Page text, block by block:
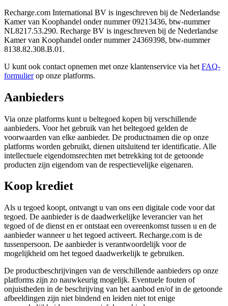
Recharge.com International BV is ingeschreven bij de Nederlandse
Kamer van Koophandel onder nummer 09213436, btw-nummer
NL8217.53.290. Recharge BV is ingeschreven bij de Nederlandse
Kamer van Koophandel onder nummer 24369398, btw-nummer
8138.82.308.B.01.
U kunt ook contact opnemen met onze klantenservice via het FAQ-
formulierop onze platforms.
Aanbieders
Via onze platforms kunt u beltegoed kopen bij verschillende
aanbieders. Voor het gebruik van het beltegoed gelden de
voorwaarden van elke aanbieder. De productnamen die op onze
platforms worden gebruikt, dienen uitsluitend ter identificatie. Alle
intellectuele eigendomsrechten met betrekking tot de getoonde
producten zijn eigendom van de respectievelijke eigenaren.
Koop krediet
Als u tegoed koopt, ontvangt u van ons een digitale code voor dat
tegoed. De aanbieder is de daadwerkelijke leverancier van het
tegoed of de dienst en er ontstaat een overeenkomst tussen u en de
aanbieder wanneer u het tegoed activeert. Recharge.com is de
tussenpersoon. De aanbieder is verantwoordelijk voor de
mogelijkheid om het tegoed daadwerkelijk te gebruiken.
De productbeschrijvingen van de verschillende aanbieders op onze
platforms zijn zo nauwkeurig mogelijk. Eventuele fouten of
onjuistheden in de beschrijving van het aanbod en/of in de getoonde
afbeeldingen zijn niet bindend en leiden niet tot enige